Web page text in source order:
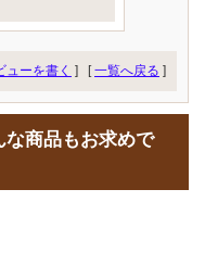
ューを書く ] [一覧へ戻る ]
な商品もお求めで